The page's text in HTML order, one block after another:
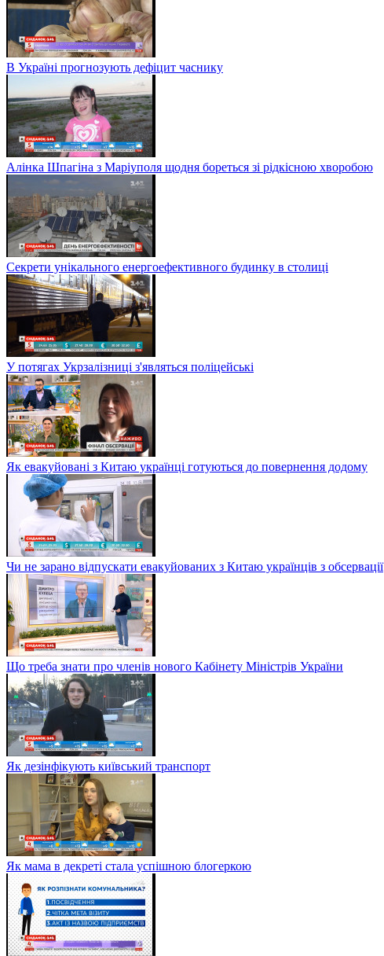
В Україні прогнозують дефіцит часнику
Алінка Шпагіна з Маріуполя щодня бореться зі рідкісною хворобою
Секрети унікального енергоефективного будинку в столиці
У потягах Укрзалізниці з'являться поліцейські
Як евакуйовані з Китаю українці готуються до повернення додому
Чи не зарано відпускати евакуйованих з Китаю українців з обсервації
Що треба знати про членів нового Кабінету Міністрів України
Як дезінфікують київський транспорт
Як мама в декреті стала успішною блогеркою